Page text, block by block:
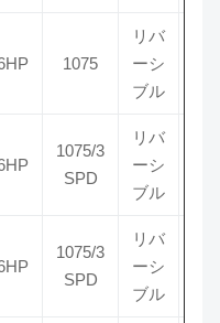
1075
リバ
ーシ
ブル
1075/3
SPD
リバ
ーシ
ブル
1075/3
SPD
リバ
ーシ
ブル